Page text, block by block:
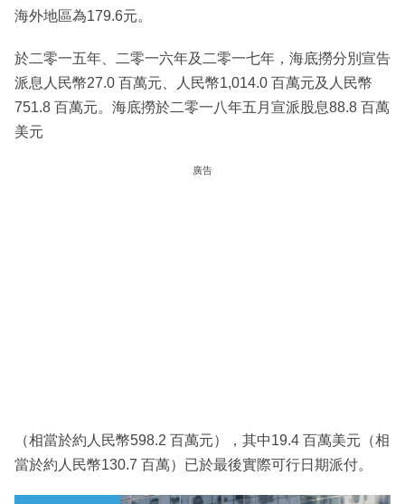
海外地區為179.6元。
於二零一五年、二零一六年及二零一七年，海底撈分別宣告
派息人民幣27.0 百萬元、人民幣1,014.0 百萬元及人民幣
751.8 百萬元。海底撈於二零一八年五月宣派股息88.8 百萬
美元
廣告
（相當於約人民幣598.2 百萬元），其中19.4 百萬美元（相
當於約人民幣130.7 百萬）已於最後實際可行日期派付。